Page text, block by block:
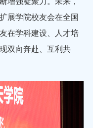
展学院校友会在全国
在学科建设、人才培
双向奔赴、互利共